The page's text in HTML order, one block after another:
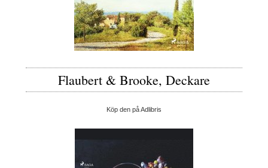
Flaubert & Brooke, Deckare
Köp den på Adlibris